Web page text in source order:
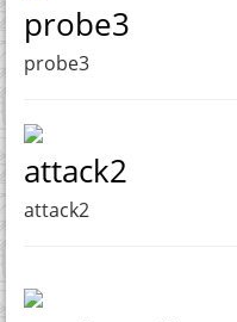
probe3
probe3
attack2
attack2